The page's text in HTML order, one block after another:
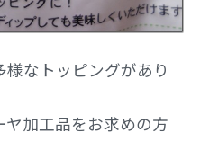
なトッピングがあり
加工品をお求めの方